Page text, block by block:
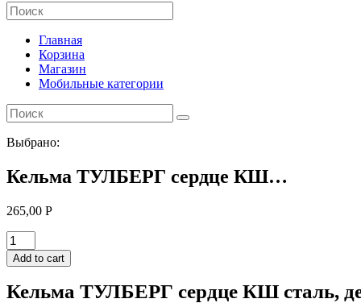
Search
this
websiteГлавная
Корзина
Магазин
Мобильные категории
Выбрано:
Кельма ТУЛБЕРГ сердце КШ…
265,00 Р
Кельма
ТУЛБЕРГ
сердце
сталь,
Add to cart
Кельма ТУЛБЕРГ сердце КШ сталь,